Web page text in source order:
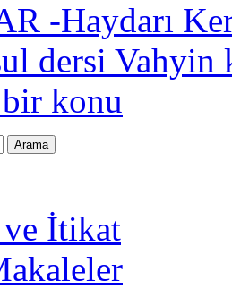
-Haydarı
dersi Vahyin
konu
İtikat